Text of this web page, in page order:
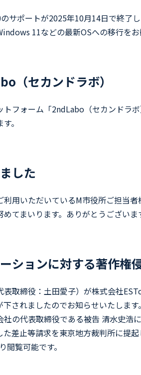
サポートが2025年10月14日で終了
11などの最新OSへの移行を
（セカンドラボ）
フォーム「2ndLabo（セカンドラ
。
した
用いただいているM市役所ご担当
てまいります。ありがとうございま
ションに対する著作権
取締役：土田愛子）が株式会社
されましたのでお知らせいたしま
の代表取締役である被告 清水史
差止等請求を東京地方裁判所に提
覧可能です。